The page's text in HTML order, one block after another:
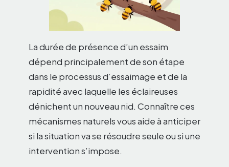
La durée de présence d’un essaim
dépend principalement de son étape
dans le processus d’essaimage et de la
rapidité avec laquelle les éclaireuses
dénichent un nouveau nid. Connaître ces
mécanismes naturels vous aide à anticiper
si la situation va se résoudre seule ou si une
intervention s’impose.